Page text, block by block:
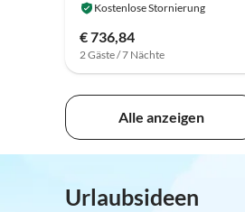
Kostenlose Stornierung
€ 736,84
2 Gäste / 7 Nächte
Alle anzeigen
Urlaubsideen